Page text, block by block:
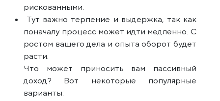
рискованными.
Тут важно терпение и выдержка, так как
поначалу процесс может идти медленно. С
ростом вашего дела и опыта оборот будет
расти.
Что может приносить вам пассивный
доход? Вот некоторые популярные
варианты: